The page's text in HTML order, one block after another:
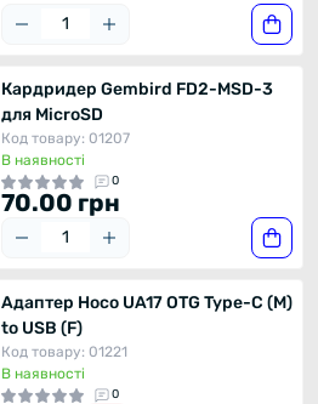
Кардридер Gembird FD2-MSD-3
для MicroSD
Код товару: 01207
В наявності
0
70.00 грн
Адаптер Hoco UA17 OTG Type-C (M)
to USB (F)
Код товару: 01221
В наявності
0